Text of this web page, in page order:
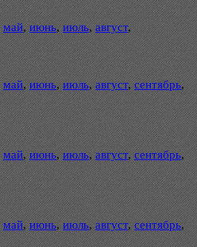
май, июнь, июль, август,
май, июнь, июль, август, сентябрь,
май, июнь, июль, август, сентябрь,
май, июнь, июль, август, сентябрь,